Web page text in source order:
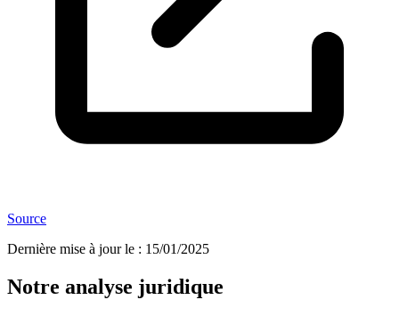
Source
Dernière mise à jour le : 15/01/2025
Notre analyse juridique